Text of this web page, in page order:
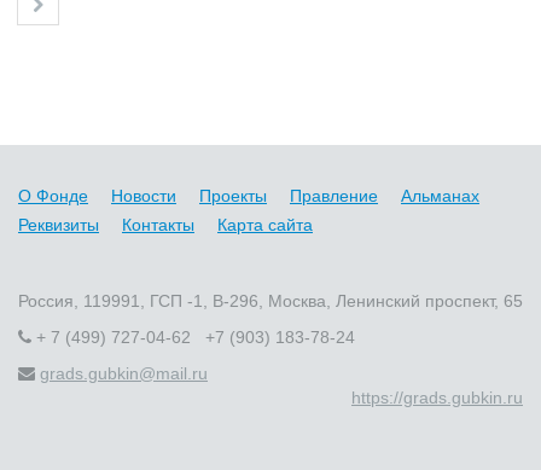
О Фонде Новости Проекты Правление
Альманах
Реквизиты
Контакты Карта сайта
Россия, 119991, ГСП -1, В-296, Москва, Ленинский проспект, 65
+ 7 (499) 727-04-62 +7 (903) 183-78-24
grads.gubkin@mail.ru
https://grads.gubkin.ru